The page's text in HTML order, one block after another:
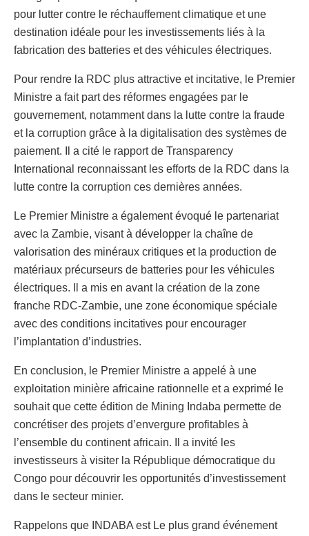
pour lutter contre le réchauffement climatique et une
destination idéale pour les investissements liés à la
fabrication des batteries et des véhicules électriques.
Pour rendre la RDC plus attractive et incitative, le Premier
Ministre a fait part des réformes engagées par le
gouvernement, notamment dans la lutte contre la fraude
et la corruption grâce à la digitalisation des systèmes de
paiement. Il a cité le rapport de Transparency
International reconnaissant les efforts de la RDC dans la
lutte contre la corruption ces dernières années.
Le Premier Ministre a également évoqué le partenariat
avec la Zambie, visant à développer la chaîne de
valorisation des minéraux critiques et la production de
matériaux précurseurs de batteries pour les véhicules
électriques. Il a mis en avant la création de la zone
franche RDC-Zambie, une zone économique spéciale
avec des conditions incitatives pour encourager
l’implantation d’industries.
En conclusion, le Premier Ministre a appelé à une
exploitation minière africaine rationnelle et a exprimé le
souhait que cette édition de Mining Indaba permette de
concrétiser des projets d’envergure profitables à
l’ensemble du continent africain. Il a invité les
investisseurs à visiter la République démocratique du
Congo pour découvrir les opportunités d’investissement
dans le secteur minier.
Rappelons que INDABA est Le plus grand événement